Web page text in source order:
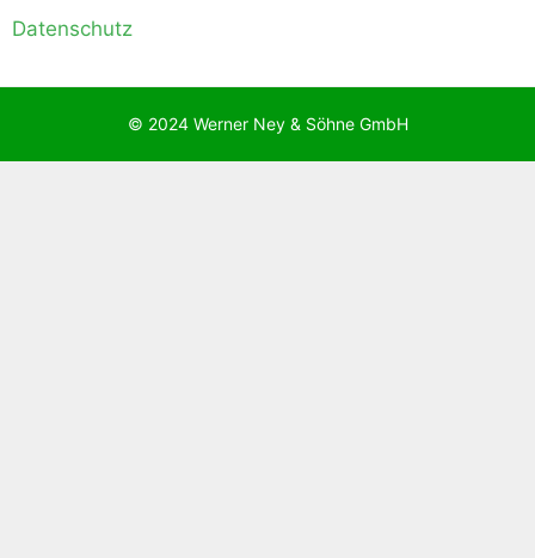
Datenschutz
© 2024 Werner Ney & Söhne GmbH